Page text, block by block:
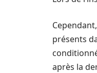
présents
après la